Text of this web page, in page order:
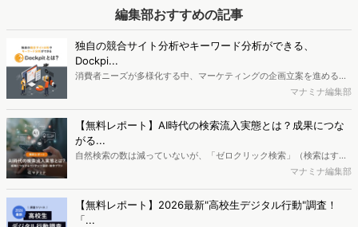
編集部おすすめの記事
独自の競合サイト分析やキーワード分析ができる、
Dockpi...
消費者ニーズが多様化する中、マーケティングの企画立案を進める上
で、競合分析や消費者分析の重要性がより高まっています。Web行動
データを活用し、Web上の消費者行動を起点とした競合サイト分析や
消費者分析が可能です。今回はDockpitならではの利便性の高い機能
や活用方法を解説します。
マナミナ編集部
【無料レポート】AI時代の検索流入実態とは？成果につな
がる...
自然検索の数は減っていないが、「ゼロクリック検索」（検索はする
がページには流入しない）の割合が増加しているのが、AI時代の検索
か、また、要因を理解した上で、成果に確実につながるコンテンツを
制作するにはどうするべきなのでしょうか。本レポートはこのような
マナミナ編集部
【無料レポート】2026最新"高校生デジタル行動"調査！
「...